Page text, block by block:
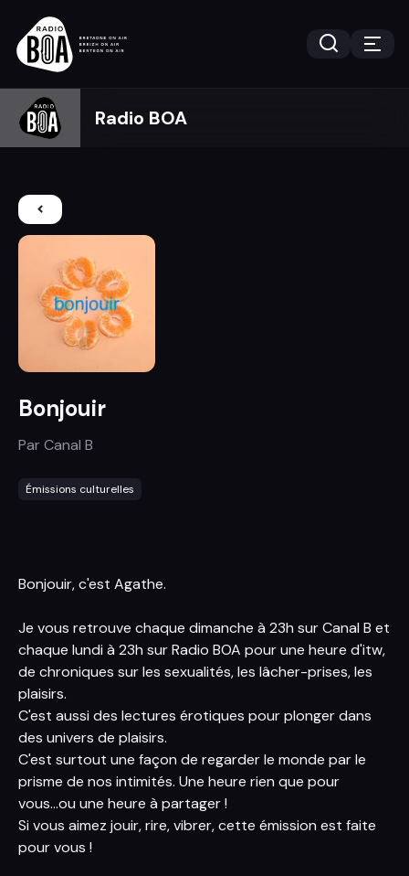
Radio BOA
Bonjouir
ParCanal B
Émissions culturelles
Bonjouir, c'est Agathe.
Je vous retrouve chaque dimanche à 23h sur Canal B et
chaque lundi à 23h sur Radio BOA pour une heure d'itw,
de chroniques sur les sexualités, les lâcher-prises, les
plaisirs.
C'est aussi des lectures érotiques pour plonger dans
des univers de plaisirs.
C'est surtout une façon de regarder le monde par le
prisme de nos intimités. Une heure rien que pour
vous...ou une heure à partager !
Si vous aimez jouir, rire, vibrer, cette émission est faite
pour vous !